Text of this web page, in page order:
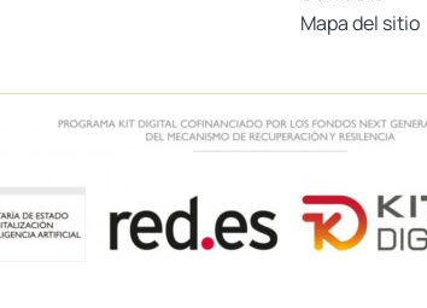
Mapa del sitio